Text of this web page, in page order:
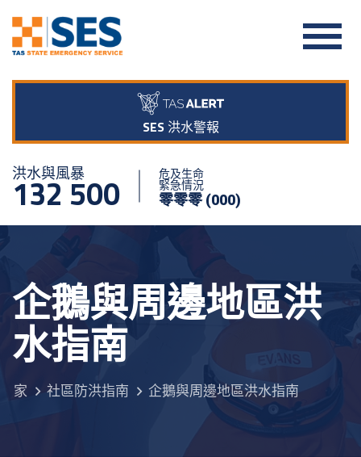
SES 洪水警報
洪水與風暴
132 500
危及生命
緊急情況
零零零 (000)
企鵝與周邊地區洪
水指南
家 社區防洪指南 企鵝與周邊地區洪水指南